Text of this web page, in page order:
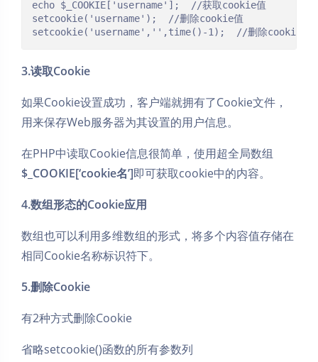
echo $_COOKIE['username'];	//获取cookie值
setcookie('username');	//删除cookie值
setcookie('username','',time()-1);	//
3.读取Cookie
如果Cookie设置成功，客户端就拥有了Cookie文件，
用来保存Web服务器为其设置的用户信息。
在PHP中读取Cookie信息很简单，使用超全局数组
$_COOKIE[‘cookie名’]即可获取cookie中的内容。
4.数组形态的Cookie应用
数组也可以利用多维数组的形式，将多个内容值存储在
相同Cookie名称标识符下。
5.删除Cookie
有2种方式删除Cookie
省略setcookie()函数的所有参数列